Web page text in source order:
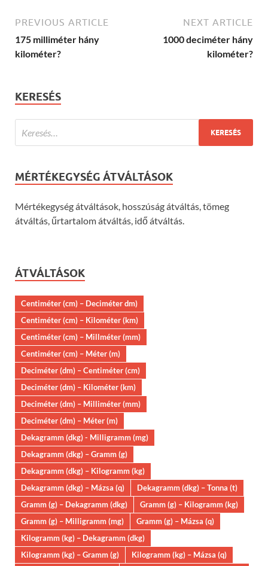
PREVIOUS ARTICLE
175 milliméter hány
kilométer?
NEXT ARTICLE
1000 deciméter hány
kilométer?
KERESÉS
MÉRTÉKEGYSÉG ÁTVÁLTÁSOK
Mértékegység átváltások, hosszúság átváltás, tömeg
átváltás, űrtartalom átváltás, idő átváltás.
ÁTVÁLTÁSOK
Centiméter (cm) – Deciméter dm)
Centiméter (cm) – Kilométer (km)
Centiméter (cm) – Millméter (mm)
Centiméter (cm) – Méter (m)
Deciméter (dm) – Centiméter (cm)
Deciméter (dm) – Kilométer (km)
Deciméter (dm) – Milliméter (mm)
Deciméter (dm) – Méter (m)
Dekagramm (dkg) - Milligramm (mg)
Dekagramm (dkg) – Gramm (g)
Dekagramm (dkg) – Kilogramm (kg)
Dekagramm (dkg) – Mázsa (q)
Dekagramm (dkg) – Tonna (t)
Gramm (g) – Dekagramm (dkg)
Gramm (g) – Kilogramm (kg)
Gramm (g) – Milligramm (mg)
Gramm (g) – Mázsa (q)
Kilogramm (kg) – Dekagramm (dkg)
Kilogramm (kg) – Gramm (g)
Kilogramm (kg) – Mázsa (q)